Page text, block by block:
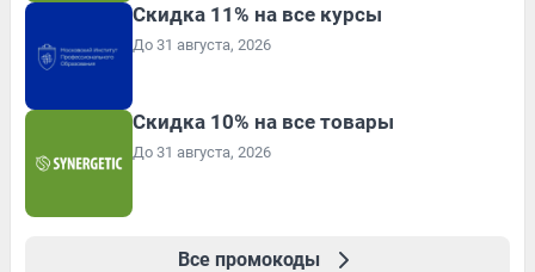
Скидка 11% на все курсы
До 31 августа, 2026
Скидка 10% на все товары
До 31 августа, 2026
Все промокоды